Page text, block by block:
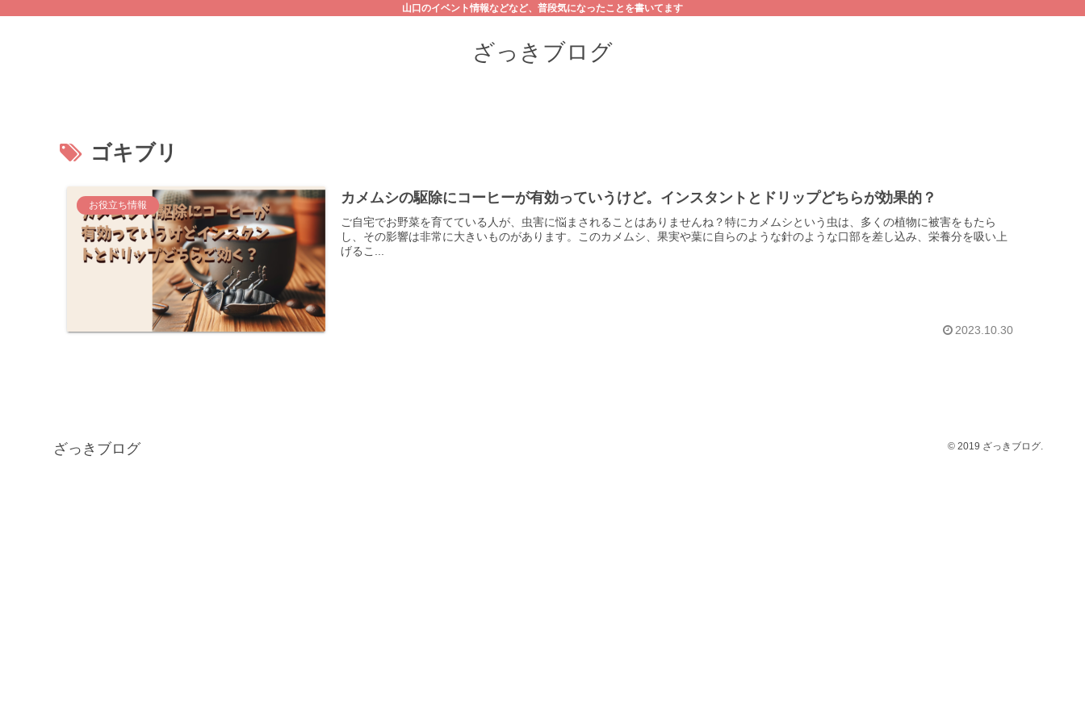
山口のイベント情報などなど、普段気になったことを書いてます
ざっきブログ
ゴキブリ
お役立ち情報 カメムシの駆除にコーヒーが有効っていうけど。インスタントとドリップどちらが効果的？
ご自宅でお野菜を育てている人が、虫害に悩まされることはありませんね？特にカメムシという虫は、多くの植物に被害をもたら
し、その影響は非常に大きいものがあります。このカメムシ、果実や葉に自らのような針のような口部を差し込み、栄養分を吸い上
げるこ...
2023.10.30
ざっきブログ © 2019 ざっきブログ.